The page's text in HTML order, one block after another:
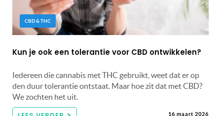
CBD & THC
Kun je ook een tolerantie voor CBD ontwikkelen?
Iedereen die cannabis met THC gebruikt, weet dat er op
den duur tolerantie ontstaat. Maar hoe zit dat met CBD?
We zochten het uit.
16 maart 2026